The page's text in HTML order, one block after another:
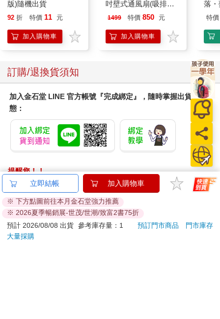
版)隨機出貨
92 折 特價 11 元
加入購物車
吋壁式通風扇(吸排風
機)
1499 特價 850 元
加入購物車
落
特價
訂購/退換貨須知
加入金石堂 LINE 官方帳號『完成綁定』，隨時掌握出貨動
態：
提醒您！！
金石堂及銀行均不會請您操作ATM! 如接獲電話要求您前往
ATM提款機，請不要聽從指示，以免受騙上當！
退換貨須知：
**提醒您，鑑賞期不等於試用期，退回商品須為全新狀態**
依據「消費者保護法」第19條及行政院消費者保護處公告之
立即結帳 加入購物車
※ 下方點圖前往本月金石堂強力推薦
※ 2026夏季暢銷展-世茂/世潮/致富2書75折
預計 2026/08/08 出貨 參考庫存量：1 預訂門市商品
門市庫存
大量採購